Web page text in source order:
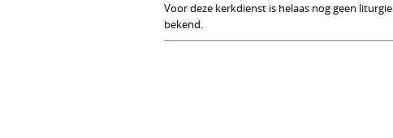
Voor deze kerkdienst is helaas nog geen liturgie
bekend.